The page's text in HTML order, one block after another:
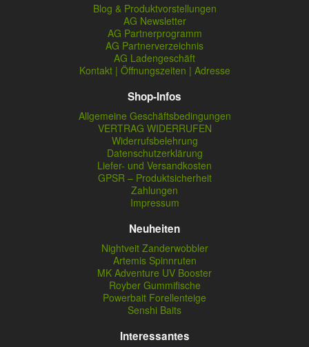
Blog & Produktvorstellungen
AG Newsletter
AG Partnerprogramm
AG Partnerverzeichnis
AG Ladengeschäft
Kontakt | Öffnungszeiten | Adresse
Shop-Infos
Allgemeine Geschäftsbedingungen
VERTRAG WIDERRUFEN
Widerrufsbelehrung
Datenschutzerklärung
Liefer- und Versandkosten
GPSR – Produktsicherheit
Zahlungen
Impressum
Neuheiten
Nightveit Zanderwobbler
Artemis Spinnruten
MK Adventure UV Booster
Royber Gummifische
Powerbait Forellenteige
Senshi Baits
Interessantes